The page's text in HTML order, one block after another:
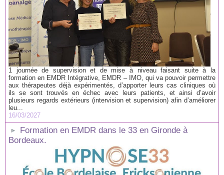
1 journée de supervision et de mise à niveau faisant suite à la
formation en EMDR Intégrative, EMDR – IMO, qui va pouvoir permettre
aux thérapeutes déjà expérimentés, d’apporter leurs cas cliniques où
ils se sont trouvés en échec avec leurs patients, et ainsi d’avoir
plusieurs regards extérieurs (intervision et supervision) afin d’améliorer
leu...
16/03/2027
Formation en EMDR dans le 33 en Gironde à
Bordeaux.